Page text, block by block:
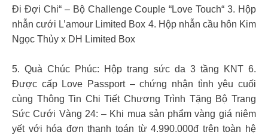
Đi Đợi Chi“ – Bộ Challenge Couple “Love Touch“ 3. Hộp
nhẫn cưới L’amour Limited Box 4. Hộp nhẫn cầu hôn Kim
Ngọc Thủy x DH Limited Box
5. Quà Chúc Phúc: Hộp trang sức da 3 tầng KNT 6.
Được cấp Love Passport – chứng nhận tình yêu cuối
cùng Thông Tin Chi Tiết Chương Trình Tặng Bộ Trang
Sức Cưới Vàng 24: – Khi mua sản phẩm vàng giá niêm
yết với hóa đơn thanh toán từ 4.990.000đ trên toàn hệ